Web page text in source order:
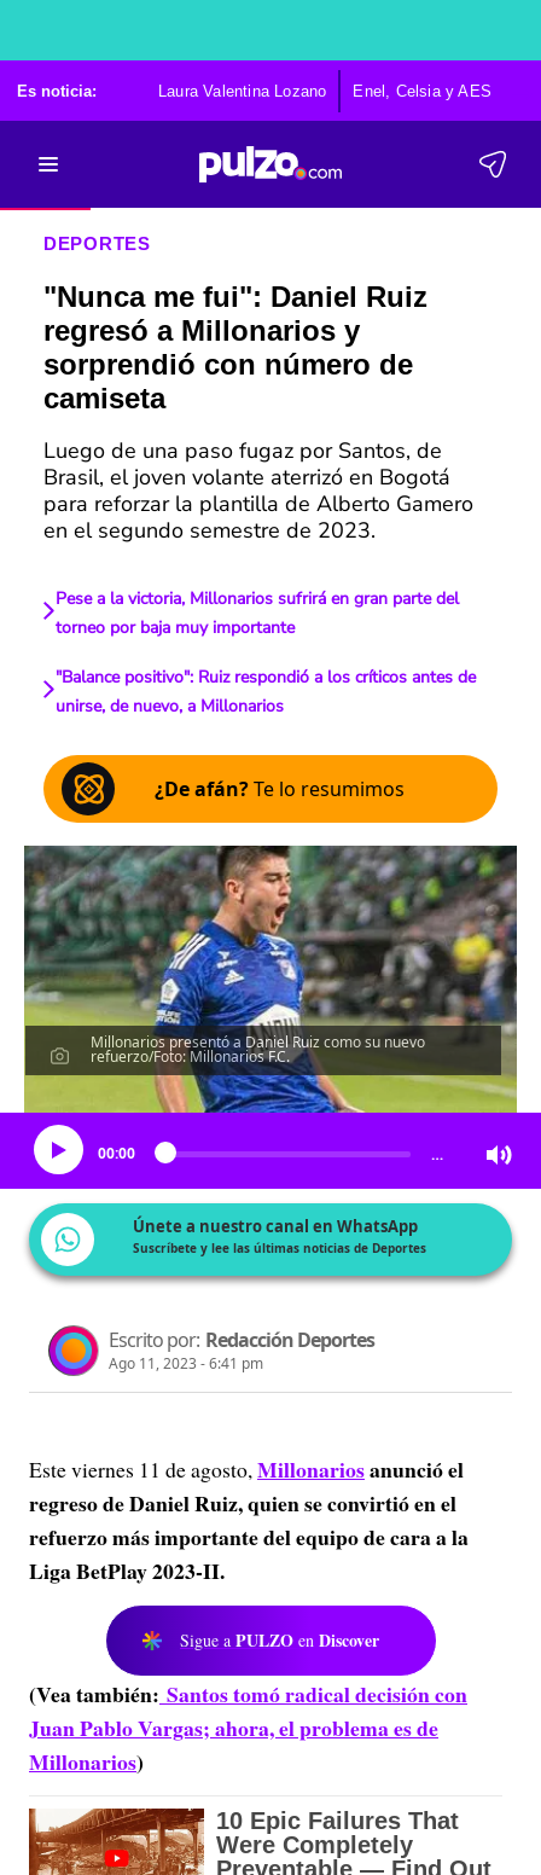
Es noticia: Laura Valentina Lozano Enel, Celsia y AES
DEPORTES
"Nunca me fui": Daniel Ruiz
regresó a Millonarios y
sorprendió con número de
camiseta
Luego de una paso fugaz por Santos, de
Brasil, el joven volante aterrizó en Bogotá
para reforzar la plantilla de Alberto Gamero
en el segundo semestre de 2023.
Pese a la victoria, Millonarios sufrirá en gran parte del
torneo por baja muy importante
"Balance positivo": Ruiz respondió a los críticos antes de
unirse, de nuevo, a Millonarios
¿De afán?Te lo resumimos
Millonarios presentó a Daniel Ruiz como su nuevo
refuerzo/Foto: Millonarios F.C.
Escucha el artículo
00:00 …
Únete a nuestro canal en WhatsApp
Suscríbete y lee las últimas noticias de Deportes
Escrito por: Redacción Deportes
Ago 11, 2023 - 6:41 pm
Este viernes 11 de agosto,Millonariosanunció el
regreso de Daniel Ruiz, quien se convirtió en el
refuerzo más importante del equipo de cara a la
Liga BetPlay 2023-II.
Sigue a PULZO en Discover
(Vea también: Santos tomó radical decisión con
Juan Pablo Vargas; ahora, el problema es de
Millonarios)